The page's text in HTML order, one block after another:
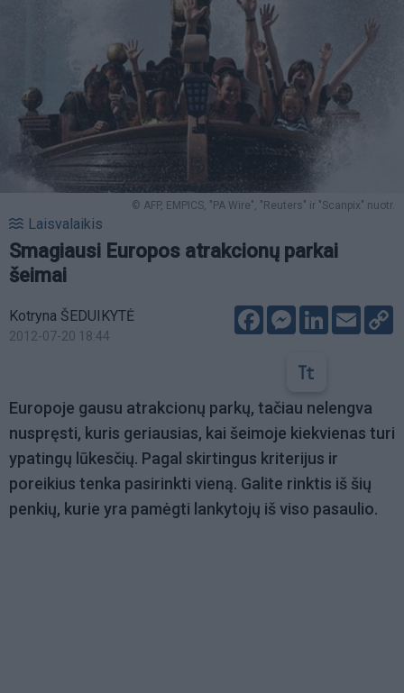
© AFP, EMPICS, "PA Wire", "Reuters" ir "Scanpix" nuotr.
Laisvalaikis
Smagiausi Europos atrakcionų parkai
šeimai
Kotryna ŠEDUIKYTĖ
2012-07-20 18:44
FacebookMessenger
LinkedIn
Email
Europoje gausu atrakcionų parkų, tačiau nelengva
nuspręsti, kuris geriausias, kai šeimoje kiekvienas turi
ypatingų lūkesčių. Pagal skirtingus kriterijus ir
poreikius tenka pasirinkti vieną. Galite rinktis iš šių
penkių, kurie yra pamėgti lankytojų iš viso pasaulio.